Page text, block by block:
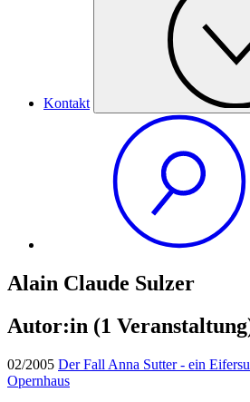
Kontakt
Alain Claude Sulzer
Autor:in (1
02/2005 Der Fall Anna Sutter - ein
Opernhaus